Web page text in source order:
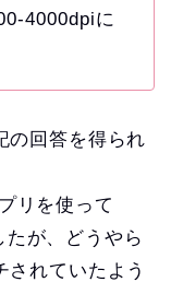
4000dpiに
の回答を得られ
リを使って
が、どうやら
されていたよう